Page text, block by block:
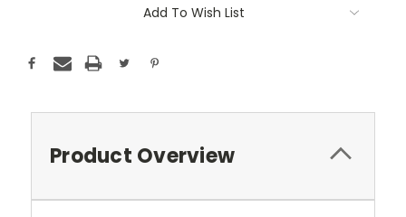
Add To Wish List
Product Overview